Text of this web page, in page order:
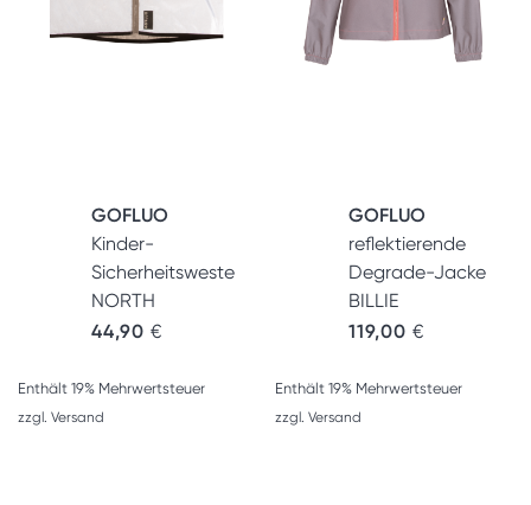
GOFLUO
Kinder-
Sicherheitsweste
NORTH
44,90 €
Enthält 19% Mehrwertsteuer
zzgl. Versand
GOFLUO
reflektierende
Degrade-Jacke
BILLIE
119,00 €
Enthält 19% Mehrwertsteuer
zzgl. Versand